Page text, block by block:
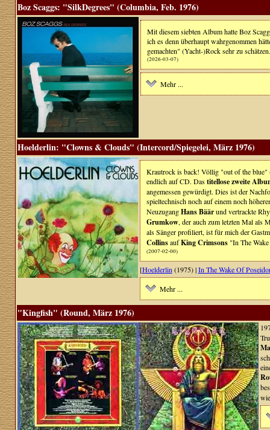
Boz Scaggs: "SilkDegrees" (Columbia, Feb. 1976)
Mit diesem siebten Album hatte Boz
ich es denn überhaupt wahrgenommen
gemachten" (Yacht-)Rock sehr zu schätzen.
(2026-03-07)
Mehr ...
Hoelderlin: "Clowns & Clouds" (Intercord/Spiegelei, März 1976)
Krautrock is back! Völlig "out of the blue"
endlich auf CD. Dastitellose zweite
angemessen gewürdigt. Dies ist der
spieltechnisch noch auf einem noch
NeuzugangHans Bäärund vertrackte
Grumkow, der auch zum letzten Mal als
als Sänger profiliert, ist für mich der
CollinsaufKing Crimsons"In The
(2007-02-00)
[Hoelderlin (1975) |In The Wake Of
Mehr ...
"Kingfish" (Round, März 1976)